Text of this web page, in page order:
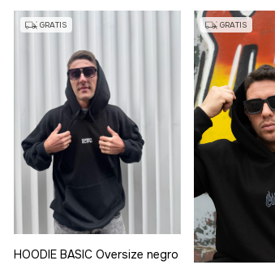
GRATIS
HOODIE BASIC Oversize negro
GRATIS